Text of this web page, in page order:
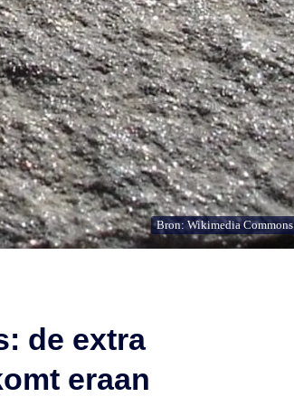
Bron: Wikimedia Commons
de extra
eraan